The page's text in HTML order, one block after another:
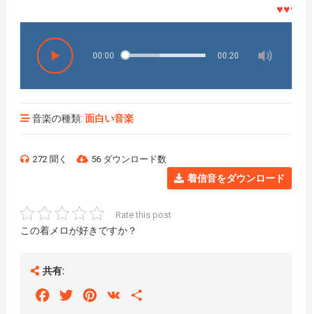
♥♥♥着メ
00:00 00:20
音楽の種類: 面白い音楽
272 聞く 56 ダウンロード数
着信音をダウンロード
Rate this post
この着メロが好きですか？
共有:
FacebookTwitterPinterest
VK